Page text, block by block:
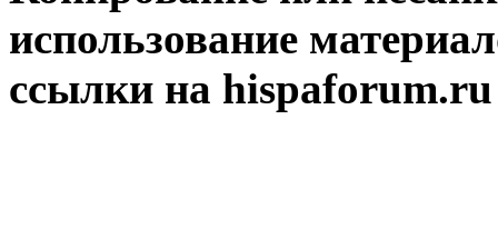
использование
ссылки на hispaforum.ru